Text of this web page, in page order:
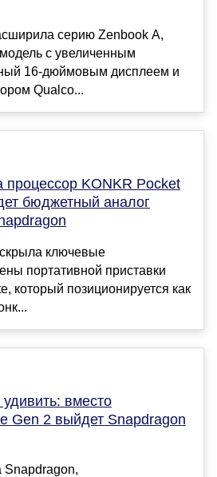
серию Zenbook A,
с увеличенным
16-дюймовым дисплеем и
Qualco...
процессор KONKR Pocket
бюджетный аналог
ключевые
портативной приставки
который позиционируется как
вместо
Gen 2 выйдет Snapdragon
Snapdragon,